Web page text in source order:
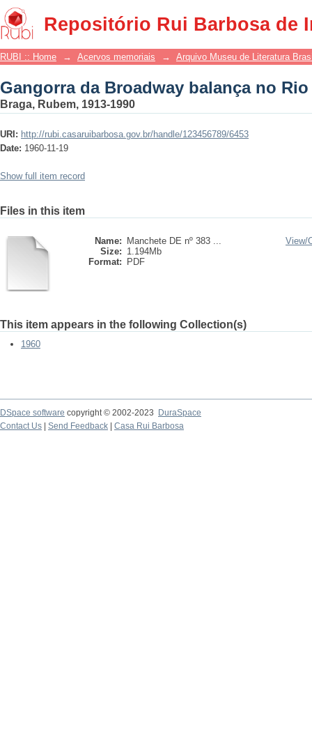
Repositório Rui Barbosa de
Gangorra da Broadway balança no Rio
RUBI :: Home → Acervos memoriais → Arquivo Museu de Literatura
Gangorra da Broadway balança no Rio
Braga, Rubem, 1913-1990
URI: http://rubi.casaruibarbosa.gov.br/handle/123456789/6453
Date: 1960-11-19
Show full item record
Files in this item
Name:
Manchete DE nº 383 ...
Size: 1.194Mb
Format:
PDF
View/
This item appears in the following Collection(s)
1960
DSpace software copyright © 2002-2023
DuraSpace
Contact Us
Send Feedback Casa Rui Barbosa